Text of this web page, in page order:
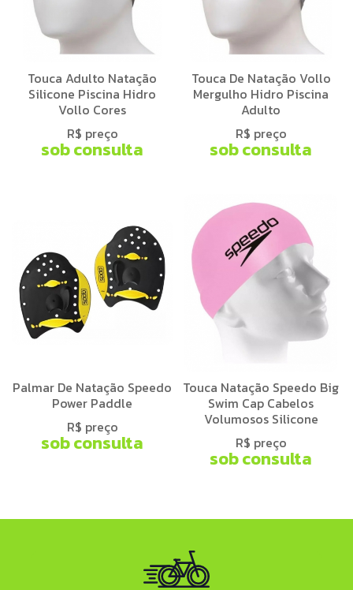
Touca Adulto Natação
Silicone Piscina Hidro
Vollo Cores
R$ preço
sob consulta
Touca De Natação Vollo
Mergulho Hidro Piscina
Adulto
R$ preço
sob consulta
Palmar De Natação Speedo
Power Paddle
R$ preço
sob consulta
Touca Natação Speedo Big
Swim Cap Cabelos
Volumosos Silicone
R$ preço
sob consulta